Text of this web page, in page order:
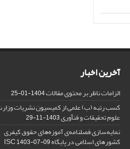
آخرین اخبار
الزامات ناظر بر محتوی مقالات1404-01-25
کسب رتبه (ب) علمی از کمیسیون نشریات
علوم تحقیقات و فنآوری1403-11-29
نمایه‌سازی فصلنامه‌ی آموزه‌های حقوق کیفری
کشورهای اسلامی در پایگاه ISC1403-07-09